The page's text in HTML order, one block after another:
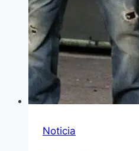
Noticia